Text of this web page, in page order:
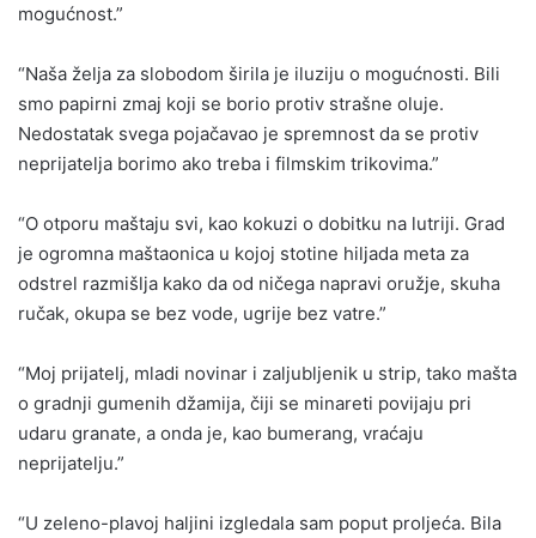
mogućnost.”
“Naša želja za slobodom širila je iluziju o mogućnosti. Bili
smo papirni zmaj koji se borio protiv strašne oluje.
Nedostatak svega pojačavao je spremnost da se protiv
neprijatelja borimo ako treba i filmskim trikovima.”
“O otporu maštaju svi, kao kokuzi o dobitku na lutriji. Grad
je ogromna maštaonica u kojoj stotine hiljada meta za
odstrel razmišlja kako da od ničega napravi oružje, skuha
ručak, okupa se bez vode, ugrije bez vatre.”
“Moj prijatelj, mladi novinar i zaljubljenik u strip, tako mašta
o gradnji gumenih džamija, čiji se minareti povijaju pri
udaru granate, a onda je, kao bumerang, vraćaju
neprijatelju.”
“U zeleno-plavoj haljini izgledala sam poput proljeća. Bila